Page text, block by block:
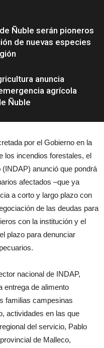
Ñuble serán pioneros
de nuevas especies
anuncia
agrícola
Ñuble
por el Gobierno en la
los incendios forestales, el
anunció que pondrá
afectados –que ya
a corto y largo plazo con
de las deudas para
con la institución y el
plazo para denunciar
nacional de INDAP,
entrega de alimento
familias campesinas
actividades en las que
del servicio, Pablo
de Malleco,